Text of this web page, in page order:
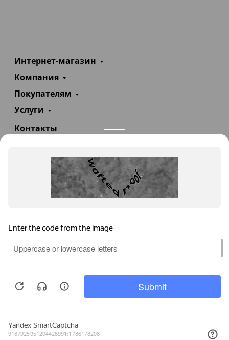
Интернет-магазин
Компания
Покупателям
Услуги
Контакты
info@teploexpert.com
Пн—Сб 09:00 – 18:00
TeploExpert.com © 2008 - 2026 Оборудование для
систем отопления, водоснабжения, канализации